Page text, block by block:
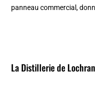
panneau commercial,
La Distillerie de